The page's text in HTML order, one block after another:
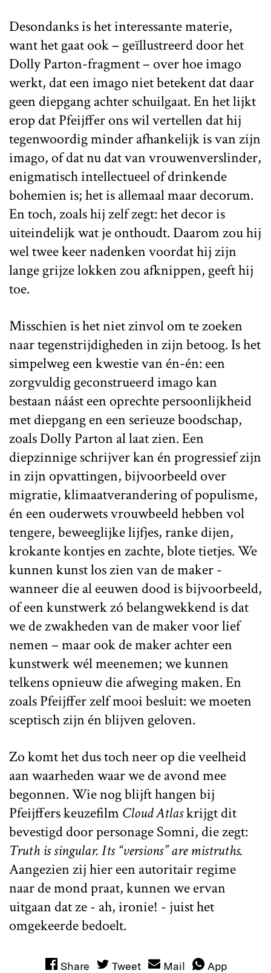
Desondanks is het interessante materie,
want het gaat ook – geïllustreerd door het
Dolly Parton-fragment – over hoe imago
werkt, dat een imago niet betekent dat daar
geen diepgang achter schuilgaat. En het lijkt
erop dat Pfeijffer ons wil vertellen dat hij
tegenwoordig minder afhankelijk is van zijn
imago, of dat nu dat van vrouwenverslinder,
enigmatisch intellectueel of drinkende
bohemien is; het is allemaal maar decorum.
En toch, zoals hij zelf zegt: het decor is
uiteindelijk wat je onthoudt. Daarom zou hij
wel twee keer nadenken voordat hij zijn
lange grijze lokken zou afknippen, geeft hij
toe.
Misschien is het niet zinvol om te zoeken
naar tegenstrijdigheden in zijn betoog. Is het
simpelweg een kwestie van én-én: een
zorgvuldig geconstrueerd imago kan
bestaan náást een oprechte persoonlijkheid
met diepgang en een serieuze boodschap,
zoals Dolly Parton al laat zien. Een
diepzinnige schrijver kan én progressief zijn
in zijn opvattingen, bijvoorbeeld over
migratie, klimaatverandering of populisme,
én een ouderwets vrouwbeeld hebben vol
tengere, beweeglijke lijfjes, ranke dijen,
krokante kontjes en zachte, blote tietjes. We
kunnen kunst los zien van de maker -
wanneer die al eeuwen dood is bijvoorbeeld,
of een kunstwerk zó belangwekkend is dat
we de zwakheden van de maker voor lief
nemen – maar ook de maker achter een
kunstwerk wél meenemen; we kunnen
telkens opnieuw die afweging maken. En
zoals Pfeijffer zelf mooi besluit: we moeten
sceptisch zijn én blijven geloven.
Zo komt het dus toch neer op die veelheid
aan waarheden waar we de avond mee
begonnen. Wie nog blijft hangen bij
Pfeijffers keuzefilmCloud Atlaskrijgt dit
bevestigd door personage Somni, die zegt:
Truth is singular. Its “versions” are mistruths.
Aangezien zij hier een autoritair regime
naar de mond praat, kunnen we ervan
uitgaan dat ze - ah, ironie! - juist het
omgekeerde bedoelt.
Share Tweet Mail App